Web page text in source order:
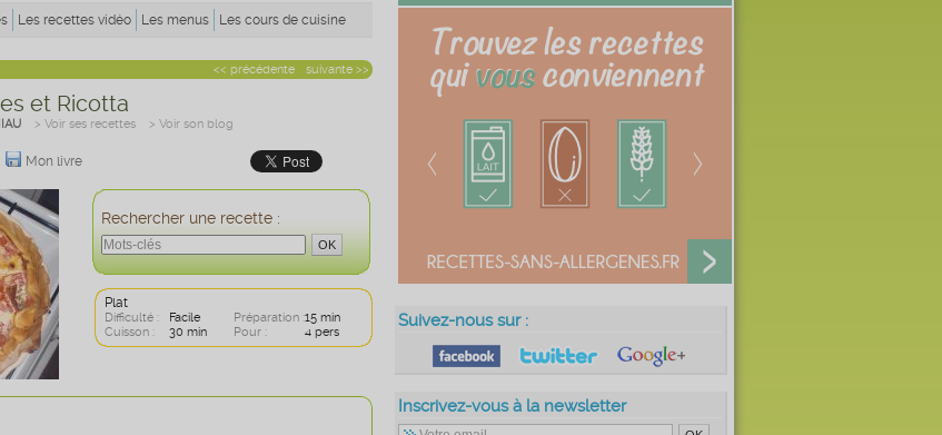
Suivez-nous sur :
Inscrivez-vous à la newsletter
Les recettes vidéo Les menus Les cours de cuisine
suivante >>
<< précédente
et Ricotta
> Voir ses recettes > Voir son blog
Mon livre
Rechercher une recette :
Plat
Difficulté : Facile Préparation :15 min
Cuisson :
30 min Pour : 4 pers